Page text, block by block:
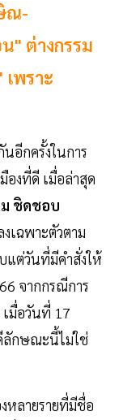
ณ-
" ต่างกรรม
เพราะ
อีกครั้งในการ
องที่ดี เมื่อล่าสุด
ชิดชอบ
เฉพาะตัวตาม
แต่วันที่มีคำสั่งให้
จากกรณีการ
มื่อวันที่ 17
ลักษณะนี้ไม่ใช่
ลายรายที่มีชื่อ